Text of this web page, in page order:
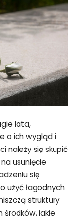
lata,
o ich wygląd i
należy się skupić
usunięcie
się
użyć łagodnych
struktury
środków, jakie